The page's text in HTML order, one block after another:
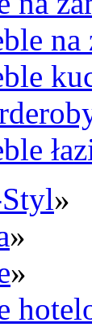
na
»
»
»